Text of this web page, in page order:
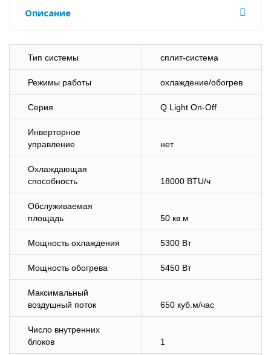
Описание
Тип системы сплит-система
Режимы работы охлаждение/обогрев
Серия Q Light On-Off
Инверторное
управление
нет
Охлаждающая
способность
18000 BTU/ч
Обслуживаемая
площадь
50 кв.м
Мощность охлаждения 5300 Вт
Мощность обогрева 5450 Вт
Максимальный
воздушный поток
650 куб.м/час
Число внутренних
блоков
1